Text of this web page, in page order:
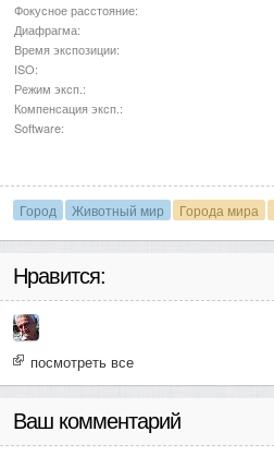
Фокусное расстояние:
Диафрагма:
Время экспозиции:
ISO:
Режим эксп.:
Компенсация эксп.:
Software:
Город Животный мир Города мира
Нравится:
посмотреть все
Ваш комментарий